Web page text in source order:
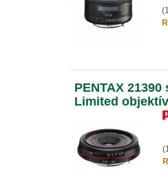
PENTAX
Limited